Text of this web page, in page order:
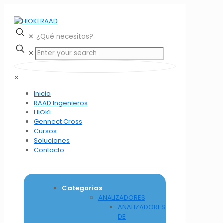
✕
✕
✕
Inicio
RAAD Ingenieros
HIOKI
Gennect Cross
Cursos
Soluciones
Contacto
Categorias
ANALIZADORES
ANALIZADORES
DE